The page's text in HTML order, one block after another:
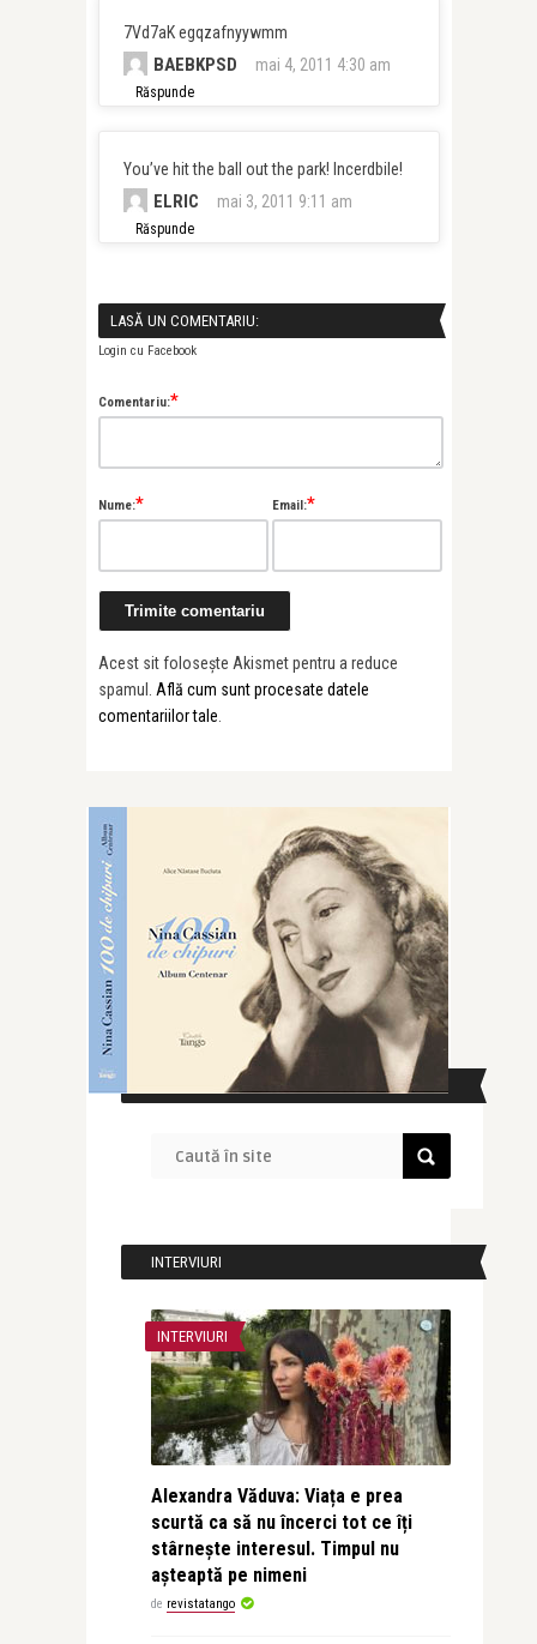
7Vd7aK egqzafnyywmm
BAEBKPSD mai 4, 2011 4:30 am
Răspunde
You’ve hit the ball out the park! Incerdbile!
ELRIC mai 3, 2011 9:11 am
Răspunde
LASĂ UN COMENTARIU:
Login cu Facebook
Comentariu:*
Nume:* Email:*
Acest sit folosește Akismet pentru a reduce
spamul. Află cum sunt procesate datele
comentariilor tale
CAUTĂ ÎN SITE
INTERVIURI
INTERVIURI
Alexandra Văduva: Viața e prea
scurtă ca să nu încerci tot ce îți
stârnește interesul. Timpul nu
așteaptă pe nimeni
de revistatango